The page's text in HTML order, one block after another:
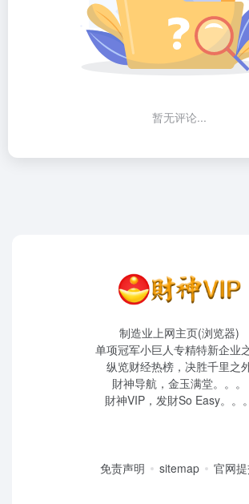
暂无评论...
制造业上网主页(浏览器)
单项冠军小巨人专精特新企业
纵览财经热榜，决胜千里之
財神导航，金玉满堂。。。
財神VIP，发財So Easy。。。
免责声明 sitemap 官网